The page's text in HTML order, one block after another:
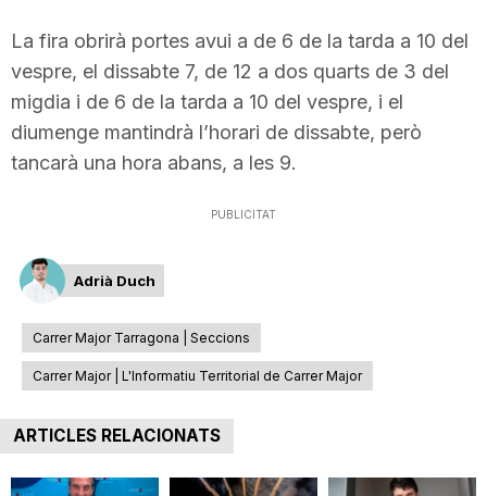
La fira obrirà portes avui a de 6 de la tarda a 10 del
vespre, el dissabte 7, de 12 a dos quarts de 3 del
migdia i de 6 de la tarda a 10 del vespre, i el
diumenge mantindrà l’horari de dissabte, però
tancarà una hora abans, a les 9.
PUBLICITAT
Adrià Duch
Carrer Major Tarragona | Seccions
Carrer Major | L'Informatiu Territorial de Carrer Major
ARTICLES RELACIONATS